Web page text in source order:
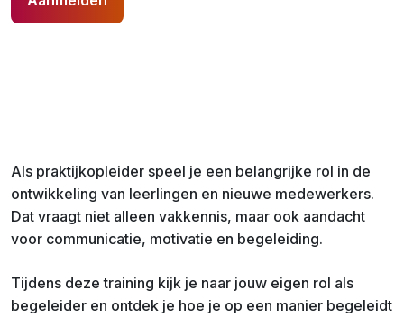
Als praktijkopleider speel je een belangrijke rol in de
ontwikkeling van leerlingen en nieuwe medewerkers.
Dat vraagt niet alleen vakkennis, maar ook aandacht
voor communicatie, motivatie en begeleiding.
Tijdens deze training kijk je naar jouw eigen rol als
begeleider en ontdek je hoe je op een manier begeleidt